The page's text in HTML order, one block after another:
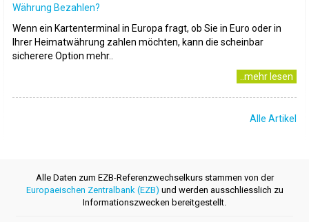
Währung Bezahlen?
Wenn ein Kartenterminal in Europa fragt, ob Sie in Euro oder in
Ihrer Heimatwährung zahlen möchten, kann die scheinbar
sicherere Option mehr..
..mehr lesen
Alle Artikel
Alle Daten zum EZB-Referenzwechselkurs stammen von der
Europaeischen Zentralbank (EZB) und werden ausschliesslich zu
Informationszwecken bereitgestellt.